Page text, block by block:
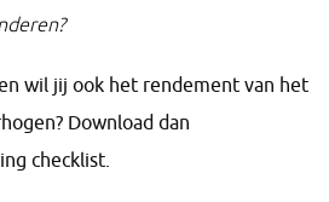
wil jij ook het rendement van het
Download dan
checklist.